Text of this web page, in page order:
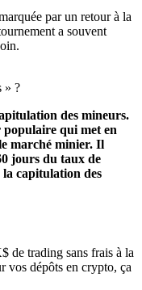
par un retour à la
a souvent
» ?
des mineurs.
qui met en
marché minier. Il
jours du taux de
la capitulation des
de trading sans frais à la
vos dépôts en crypto, ça